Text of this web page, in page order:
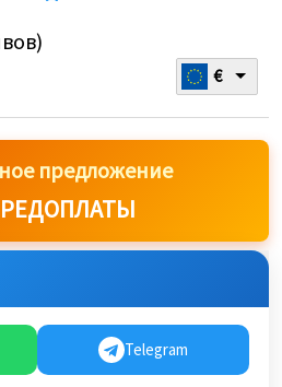
€
предложение
Telegram